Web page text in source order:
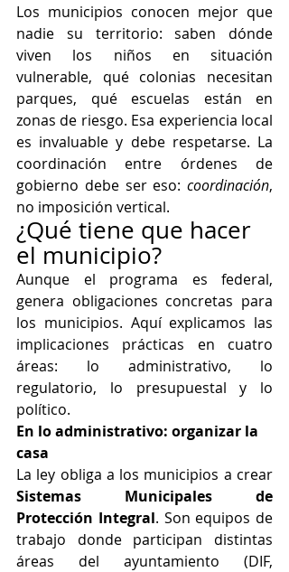
Los municipios conocen mejor que
nadie su territorio: saben dónde
viven los niños en situación
vulnerable, qué colonias necesitan
parques, qué escuelas están en
zonas de riesgo. Esa experiencia local
es invaluable y debe respetarse. La
coordinación entre órdenes de
gobierno debe ser eso: coordinación,
no imposición vertical.
¿Qué tiene que hacer
el municipio?
Aunque el programa es federal,
genera obligaciones concretas para
los municipios. Aquí explicamos las
implicaciones prácticas en cuatro
áreas: lo administrativo, lo
regulatorio, lo presupuestal y lo
político.
En lo administrativo: organizar la
casa
Sistemas Municipales de
Protección Integral. Son equipos de
trabajo donde participan distintas
áreas del ayuntamiento (DIF,